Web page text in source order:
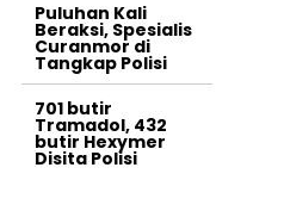
Puluhan Kali
Beraksi, Spesialis
Curanmor di
Tangkap Polisi
701 butir
Tramadol, 432
butir Hexymer
Disita Polisi